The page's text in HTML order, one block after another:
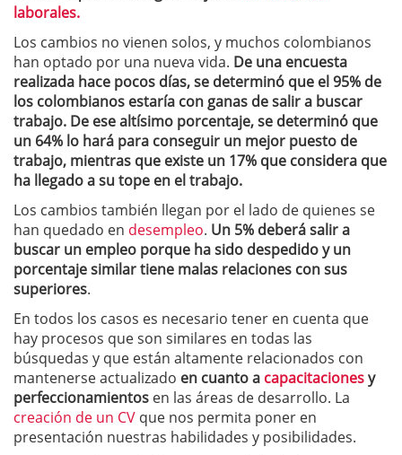
laborales.
Los cambios no vienen solos, y muchos colombianos
han optado por una nueva vida. De una encuesta
realizada hace pocos días, se determinó que el 95% de
los colombianos estaría con ganas de salir a buscar
trabajo. De ese altísimo porcentaje, se determinó que
un 64% lo hará para conseguir un mejor puesto de
trabajo, mientras que existe un 17% que considera que
ha llegado a su tope en el trabajo.
Los cambios también llegan por el lado de quienes se
han quedado en desempleo. Un 5% deberá salir a
buscar un empleo porque ha sido despedido y un
porcentaje similar tiene malas relaciones con sus
superiores.
En todos los casos es necesario tener en cuenta que
hay procesos que son similares en todas las
búsquedas y que están altamente relacionados con
mantenerse actualizado en cuanto a capacitacionesy
perfeccionamientos en las áreas de desarrollo. La
creación de un CV que nos permita poner en
presentación nuestras habilidades y posibilidades.